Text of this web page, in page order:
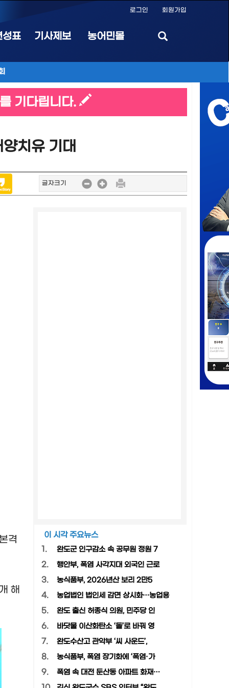
로그인 회원가입
성표 기사제보 농어민몰
기다립니다.
치유 기대
글자크기
격
해
이 시각 주요뉴스
1.
완도군 인구감소 속 공무원 정원 7
2. 행안부, 폭염 사각지대 외국인 근로
3. 농식품부, 2026년산 보리 2만5
4. 농업법인 법인세 감면 상시화…농업용
5. 완도 출신 허종식 의원, 민주당 인
6. 바닷물 이산화탄소 ‘돌’로 바꿔 영
7. 완도수산고 관악부 ‘씨 사운드’,
8. 농식품부, 폭염 장기화에 ‘폭염·가
9. 폭염 속 대전 둔산동 아파트 화재…